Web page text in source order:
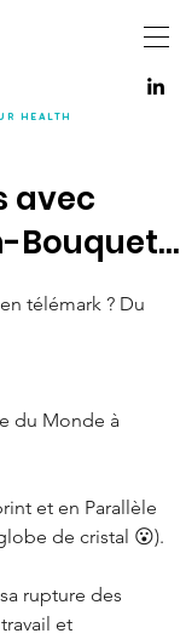
HEALTH
avec
Bouquet…
télémark ? Du
du Monde à
et en Parallèle
de cristal 😮).
rupture des
et